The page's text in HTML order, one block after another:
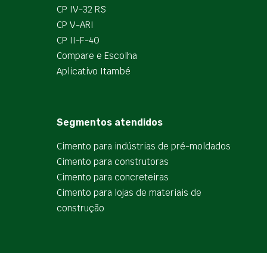
CP IV-32 RS
CP V-ARI
CP II-F-40
Compare e Escolha
Aplicativo Itambé
Segmentos atendidos
Cimento para indústrias de pré-moldados
Cimento para construtoras
Cimento para concreteiras
Cimento para lojas de materiais de
construção